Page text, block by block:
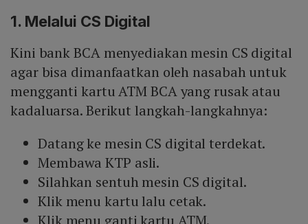
1. Melalui CS Digital
Kini bank BCA menyediakan mesin CS digital
agar bisa dimanfaatkan oleh nasabah untuk
mengganti kartu ATM BCA yang rusak atau
kadaluarsa. Berikut langkah-langkahnya:
Datang ke mesin CS digital terdekat.
Membawa KTP asli.
Silahkan sentuh mesin CS digital.
Klik menu kartu lalu cetak.